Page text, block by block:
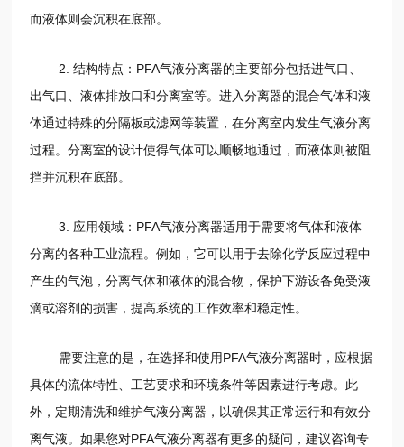
而液体则会沉积在底部。
2. 结构特点：PFA气液分离器的主要部分包括进气口、
出气口、液体排放口和分离室等。进入分离器的混合气体和液
体通过特殊的分隔板或滤网等装置，在分离室内发生气液分离
过程。分离室的设计使得气体可以顺畅地通过，而液体则被阻
挡并沉积在底部。
3. 应用领域：PFA气液分离器适用于需要将气体和液体
分离的各种工业流程。例如，它可以用于去除化学反应过程中
产生的气泡，分离气体和液体的混合物，保护下游设备免受液
滴或溶剂的损害，提高系统的工作效率和稳定性。
需要注意的是，在选择和使用PFA气液分离器时，应根据
具体的流体特性、工艺要求和环境条件等因素进行考虑。此
外，定期清洗和维护气液分离器，以确保其正常运行和有效分
离气液。如果您对PFA气液分离器有更多的疑问，建议咨询专